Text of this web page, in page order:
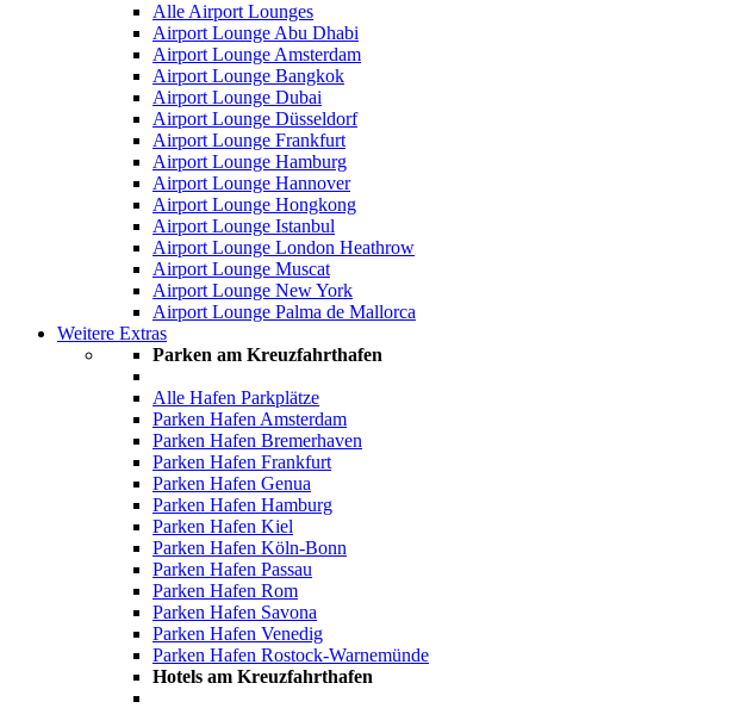
Alle Airport Lounges
Airport Lounge Abu Dhabi
Airport Lounge Amsterdam
Airport Lounge Bangkok
Airport Lounge Dubai
Airport Lounge Düsseldorf
Airport Lounge Frankfurt
Airport Lounge Hamburg
Airport Lounge Hannover
Airport Lounge Hongkong
Airport Lounge Istanbul
Airport Lounge London Heathrow
Airport Lounge Muscat
Airport Lounge New York
Airport Lounge Palma de Mallorca
Weitere Extras
Parken am Kreuzfahrthafen
Alle Hafen Parkplätze
Parken Hafen Amsterdam
Parken Hafen Bremerhaven
Parken Hafen Frankfurt
Parken Hafen Genua
Parken Hafen Hamburg
Parken Hafen Kiel
Parken Hafen Köln-Bonn
Parken Hafen Passau
Parken Hafen Rom
Parken Hafen Savona
Parken Hafen Venedig
Parken Hafen Rostock-Warnemünde
Hotels am Kreuzfahrthafen